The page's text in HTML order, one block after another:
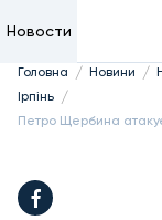
Новости
Головна / Новини /
Ірпінь /
Петро Щербина